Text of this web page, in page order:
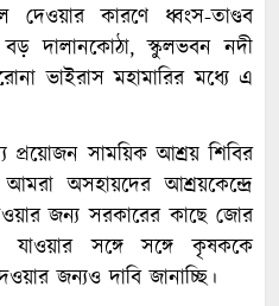
দেওয়ার কারণে ধ্বংস-তাণ্ডব
দালানকোঠা, স্কুলভবন নদী
ভাইরাস মহামারির মধ্যে এ
প্রয়োজন সাময়িক আশ্রয় শিবির
অসহায়দের আশ্রয়কেন্দ্রে
জন্য সরকারের কাছে জোর
যাওয়ার সঙ্গে সঙ্গে কৃষককে
জন্যও দাবি জানাচ্ছি।